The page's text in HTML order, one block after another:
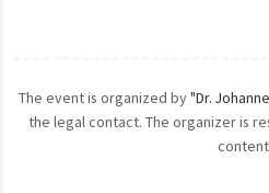
The event is organized by"Dr.
the legal contact. The organizer is